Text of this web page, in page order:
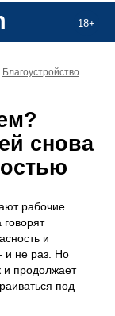
18+
Благоустройство
снова
рабочие
и
и не раз. Но
и продолжает
под